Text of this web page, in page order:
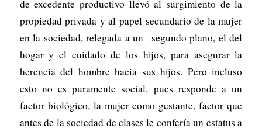
de excedente productivo llevó al surgimiento de la
propiedad privada y al papel secundario de la mujer
en la sociedad, relegada a un segundo plano, el del
hogar y el cuidado de los hijos, para asegurar la
herencia del hombre hacia sus hijos. Pero incluso
esto no es puramente social, pues responde a un
factor biológico, la mujer como gestante, factor que
antes de la sociedad de clases le confería un estatus a